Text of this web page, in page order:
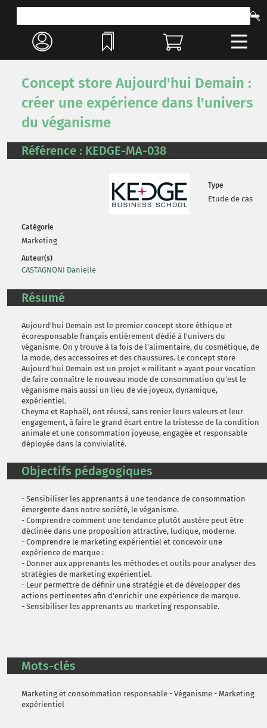
Concept store Aujourd'hui Demain :
créer une expérience dans l'univers
du véganisme
Référence : KEDGE-MA-038
Type
Etude de cas
Catégorie
Marketing
Auteur(s)
CASTAGNONI Danielle
Résumé
Aujourd'hui Demain est le premier concept store éthique et
écoresponsable français entièrement dédié à l'univers du
véganisme. On y trouve à la fois de l'alimentaire, du cosmétique, de
la mode, des accessoires et des chaussures. Le concept store
Aujourd'hui Demain est un projet « militant » ayant pour vocation
de faire connaître le nouveau mode de consommation qu'est le
véganisme mais aussi un lieu de vie joyeux, dynamique,
expérientiel.
Cheyma et Raphaël, ont réussi, sans renier leurs valeurs et leur
engagement, à faire le grand écart entre la tristesse de la condition
animale et une consommation joyeuse, engagée et responsable
déployée dans la convivialité.
Objectifs pédagogiques
- Sensibiliser les apprenants à une tendance de consommation
émergente dans notre société, le véganisme.
- Comprendre comment une tendance plutôt austère peut être
déclinée dans une proposition attractive, ludique, moderne.
- Comprendre le marketing expérientiel et concevoir une
expérience de marque :
- Donner aux apprenants les méthodes et outils pour analyser des
stratégies de marketing expérientiel.
- Leur permettre de définir une stratégie et de développer des
actions pertinentes afin d'enrichir une expérience de marque.
- Sensibiliser les apprenants au marketing responsable.
Mots-clés
Marketing et consommation responsable - Véganisme - Marketing
expérientiel